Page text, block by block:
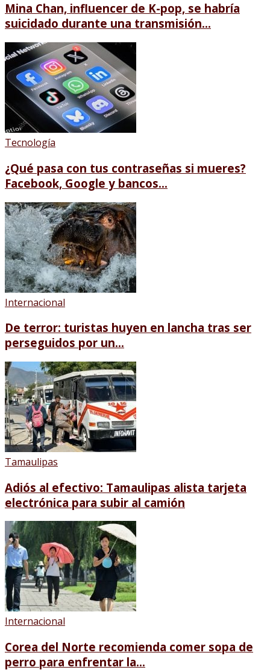
Mina Chan, influencer de K-pop, se habría
suicidado durante una transmisión...
Tecnología
¿Qué pasa con tus contraseñas si mueres?
Facebook, Google y bancos...
Internacional
De terror: turistas huyen en lancha tras ser
perseguidos por un...
Tamaulipas
Adiós al efectivo: Tamaulipas alista tarjeta
electrónica para subir al camión
Internacional
Corea del Norte recomienda comer sopa de
perro para enfrentar la...